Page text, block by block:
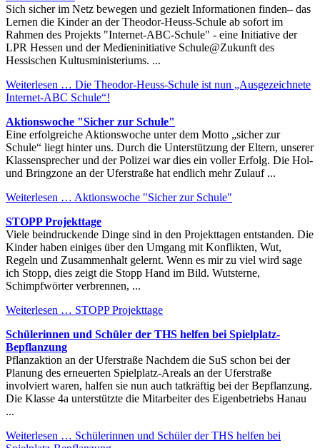
Sich sicher im Netz bewegen und gezielt Informationen finden– das
Lernen die Kinder an der Theodor-Heuss-Schule ab sofort im
Rahmen des Projekts "Internet-ABC-Schule" - eine Initiative der
LPR Hessen und der Medieninitiative Schule@Zukunft des
Hessischen Kultusministeriums. ...
Weiterlesen … Die Theodor-Heuss-Schule ist nun „Ausgezeichnete
Internet-ABC Schule“!
Aktionswoche "Sicher zur Schule"
Eine erfolgreiche Aktionswoche unter dem Motto „sicher zur
Schule“ liegt hinter uns. Durch die Unterstützung der Eltern, unserer
Klassensprecher und der Polizei war dies ein voller Erfolg. Die Hol-
und Bringzone an der Uferstraße hat endlich mehr Zulauf ...
Weiterlesen … Aktionswoche "Sicher zur Schule"
STOPP Projekttage
Viele beindruckende Dinge sind in den Projekttagen entstanden. Die
Kinder haben einiges über den Umgang mit Konflikten, Wut,
Regeln und Zusammenhalt gelernt. Wenn es mir zu viel wird sage
ich Stopp, dies zeigt die Stopp Hand im Bild. Wutsterne,
Schimpfwörter verbrennen, ...
Weiterlesen … STOPP Projekttage
Schülerinnen und Schüler der THS helfen bei Spielplatz-
Bepflanzung
Pflanzaktion an der Uferstraße Nachdem die SuS schon bei der
Planung des erneuerten Spielplatz-Areals an der Uferstraße
involviert waren, halfen sie nun auch tatkräftig bei der Bepflanzung.
Die Klasse 4a unterstützte die Mitarbeiter des Eigenbetriebs Hanau
...
Weiterlesen … Schülerinnen und Schüler der THS helfen bei